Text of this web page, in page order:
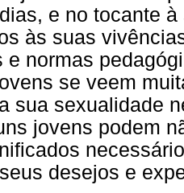
e no tocante
às suas
e normas
se veem
sua sexualidade
jovens podem
desejos e